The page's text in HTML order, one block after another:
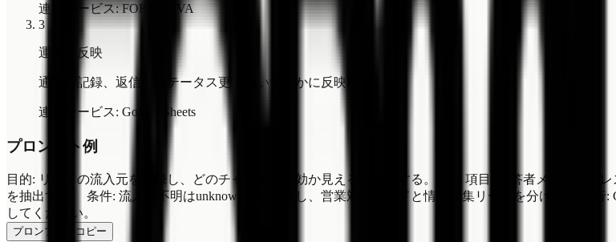
連携サービス:FORMLOVA
3
運用に反映
通知、記録、返信、ステータス更新のいずれかに反映します。
連携サービス: Google Sheets
プロンプト例
目的: リードの流入元を記録し、どのチャネルが有効か見えるようにする。 使う項目: 回答者メールアド
を抽出する。 条件: 流入元不明はunknownとして残し、営業対象リードと情報収集リードを分ける。 実行
してください。
プロンプトをコピー